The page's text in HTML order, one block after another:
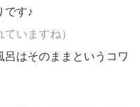
です♪
いますね）
呂はそのままというコワ